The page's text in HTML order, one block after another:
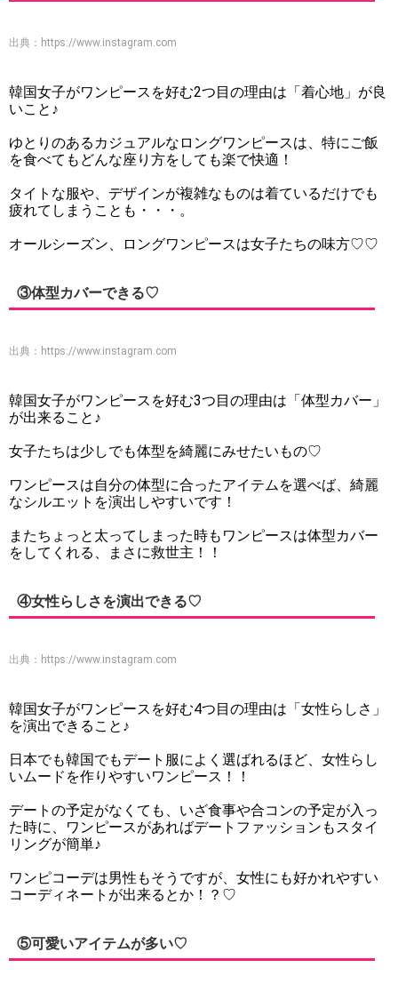
出典： https://www.instagram.com
韓国女子がワンピースを好む2つ目の理由は「着心地」が良
いこと♪
ゆとりのあるカジュアルなロングワンピースは、特にご飯
を食べてもどんな座り方をしても楽で快適！
タイトな服や、デザインが複雑なものは着ているだけでも
疲れてしまうことも・・・。
オールシーズン、ロングワンピースは女子たちの味方♡♡
③体型カバーできる♡
出典： https://www.instagram.com
韓国女子がワンピースを好む3つ目の理由は「体型カバー」
が出来ること♪
女子たちは少しでも体型を綺麗にみせたいもの♡
ワンピースは自分の体型に合ったアイテムを選べば、綺麗
なシルエットを演出しやすいです！
またちょっと太ってしまった時もワンピースは体型カバー
をしてくれる、まさに救世主！！
④女性らしさを演出できる♡
出典： https://www.instagram.com
韓国女子がワンピースを好む4つ目の理由は「女性らしさ」
を演出できること♪
日本でも韓国でもデート服によく選ばれるほど、女性らし
いムードを作りやすいワンピース！！
デートの予定がなくても、いざ食事や合コンの予定が入っ
た時に、ワンピースがあればデートファッションもスタイ
リングが簡単♪
ワンピコーデは男性もそうですが、女性にも好かれやすい
コーディネートが出来るとか！？♡
⑤可愛いアイテムが多い♡